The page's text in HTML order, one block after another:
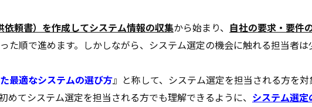
依頼書）を作成してシステム情報の収集から始まり、 自社の要求・要件
た順で進めます。しかしながら、システム選定の機会に触れる担当者
最適なシステムの選び方』と称して、システム選定を担当される方を対
めてシステム選定を担当される方でも理解できるように、 システム選